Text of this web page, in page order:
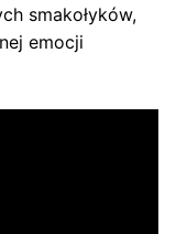
smakołyków,
emocji